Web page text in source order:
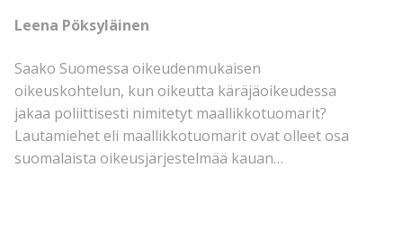
Leena Pöksyläinen
Saako Suomessa oikeudenmukaisen
oikeuskohtelun, kun oikeutta käräjäoikeudessa
jakaa poliittisesti nimitetyt maallikkotuomarit?
Lautamiehet eli maallikkotuomarit ovat olleet osa
suomalaista oikeusjärjestelmää kauan…